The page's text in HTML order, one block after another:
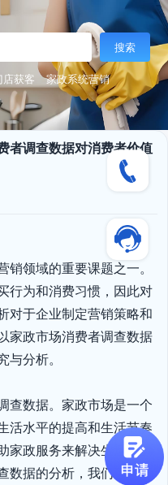
搜索
获客
家政系统营销
者调查数据对消费者价值
领域的重要课题之一。
行为和消费习惯，因此对
对于企业制定营销策略和
家政市场消费者调查数据
分析。
查数据。家政市场是一个
活水平的提高和生活节奏
政服务来解决生活中的
数据的分析，我们可以了